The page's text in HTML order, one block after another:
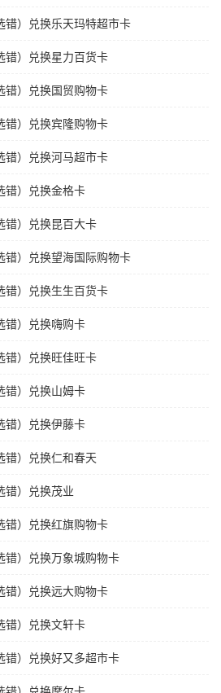
错）兑换乐天玛特超市卡
错）兑换星力百货卡
错）兑换国贸购物卡
错）兑换宾隆购物卡
错）兑换河马超市卡
错）兑换金格卡
错）兑换昆百大卡
错）兑换望海国际购物卡
错）兑换生生百货卡
错）兑换嗨购卡
错）兑换旺佳旺卡
错）兑换山姆卡
错）兑换伊藤卡
错）兑换仁和春天
错）兑换茂业
错）兑换红旗购物卡
错）兑换万象城购物卡
错）兑换远大购物卡
错）兑换文轩卡
错）兑换好又多超市卡